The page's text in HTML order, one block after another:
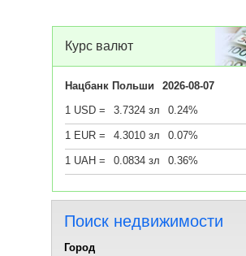
Курс валют
Нацбанк Польши
2026-08-07
1 USD =
3.7324 зл 0.24%
1 EUR = 4.3010 зл 0.07%
1 UAH = 0.0834 зл 0.36%
Поиск недвижимости
Город